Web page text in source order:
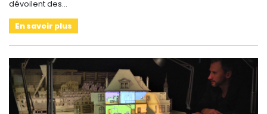
dévoilent des…
En savoir plus